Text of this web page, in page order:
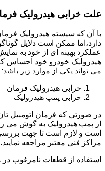
علت خرابی هیدرولیک
با آن که سیستم هیدرولیک
دارد،اما ممکن است دلایل
عملکرد بهینه ای از خود به
هیدرولیک خودرو خود احساس
می تواند یکی از موارد زیر باشد:
خرابی هیدرولیک فرمان
خرابی پمپ هیدرولیک
در صورتی که فرمان اتومبیل
از پمپ هیدرولیک به گوش می
است و لازم است تا جهت
مراکز فنی معتبر مراجعه نمایید.
استفاده از قطعات نامرغوب